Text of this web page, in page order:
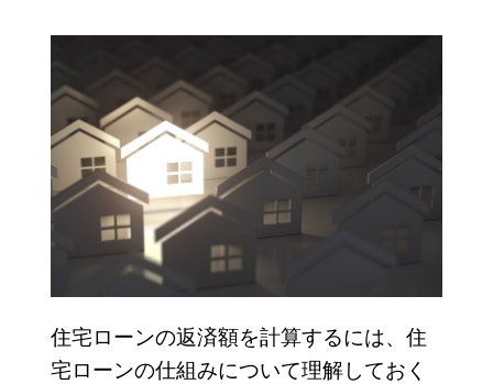
住宅ローンの返済額を計算するには、住
宅ローンの仕組みについて理解しておく